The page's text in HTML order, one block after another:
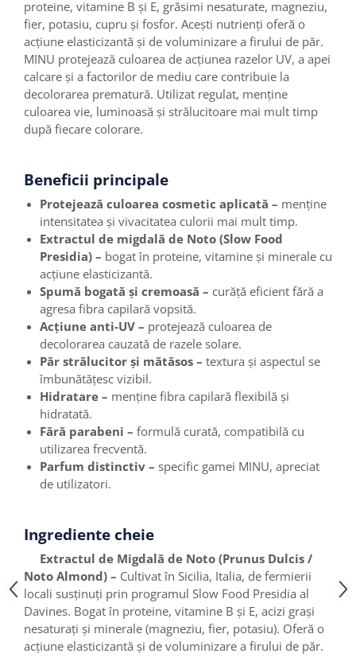
proteine, vitamine B și E, grăsimi nesaturate, magneziu,
fier, potasiu, cupru și fosfor. Acești nutrienți oferă o
acțiune elasticizantă și de voluminizare a firului de păr.
MINU protejează culoarea de acțiunea razelor UV, a apei
calcare și a factorilor de mediu care contribuie la
decolorarea prematură. Utilizat regulat, menține
culoarea vie, luminoasă și strălucitoare mai mult timp
după fiecare colorare.
Beneficii principale
Protejează culoarea cosmetic aplicată – menține
intensitatea și vivacitatea culorii mai mult timp.
Extractul de migdală de Noto (Slow Food
Presidia) – bogat în proteine, vitamine și minerale cu
acțiune elasticizantă.
Spumă bogată și cremoasă – curăță eficient fără a
agresa fibra capilară vopsită.
Acțiune anti-UV – protejează culoarea de
decolorarea cauzată de razele solare.
Păr strălucitor și mătăsos – textura și aspectul se
îmbunătățesc vizibil.
Hidratare – menține fibra capilară flexibilă și
hidratată.
Fără parabeni – formulă curată, compatibilă cu
utilizarea frecventă.
Parfum distinctiv – specific gamei MINU, apreciat
de utilizatori.
Ingrediente cheie
Extractul de Migdală de Noto (Prunus Dulcis /
Noto Almond) – Cultivat în Sicilia, Italia, de fermierii
locali susținuți prin programul Slow Food Presidia al
Davines. Bogat în proteine, vitamine B și E, acizi grași
nesaturați și minerale (magneziu, fier, potasiu). Oferă o
acțiune elasticizantă și de voluminizare a firului de păr.